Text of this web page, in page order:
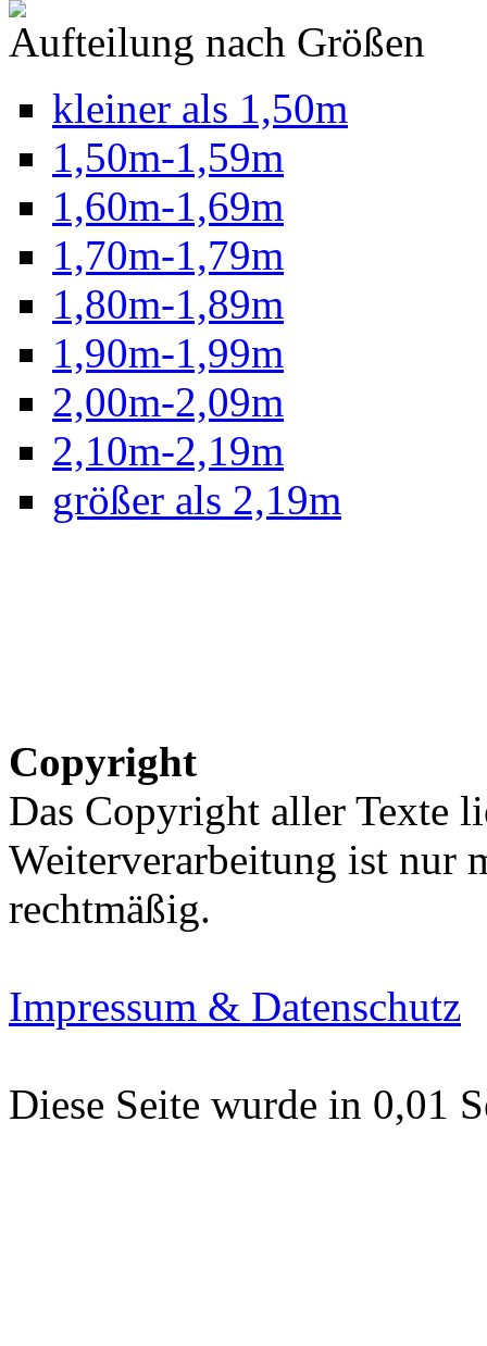
Aufteilung nach Größen
kleiner als 1,50m
1,50m-1,59m
1,60m-1,69m
1,70m-1,79m
1,80m-1,89m
1,90m-1,99m
2,00m-2,09m
2,10m-2,19m
größer als 2,19m
Copyright
Das Copyright aller Texte
Weiterverarbeitung ist nur
rechtmäßig.
Impressum & Datenschutz
Diese Seite wurde in 0,01